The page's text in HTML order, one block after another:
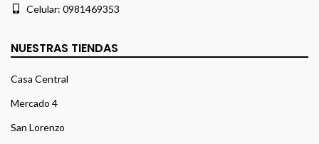
Celular: 0981469353
NUESTRAS TIENDAS
Casa Central
Mercado 4
San Lorenzo